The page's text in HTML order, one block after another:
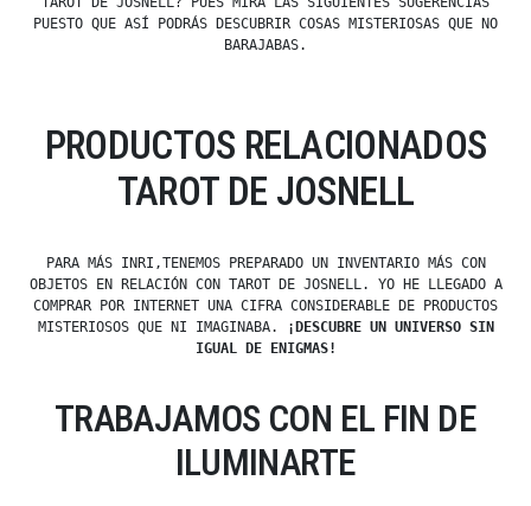
PUESTO QUE ASÍ PODRÁS DESCUBRIR COSAS MISTERIOSAS QUE NO
BARAJABAS.
PRODUCTOS RELACIONADOS
TAROT DE JOSNELL
PARA MÁS INRI,TENEMOS PREPARADO UN INVENTARIO MÁS CON
OBJETOS EN RELACIÓN CON TAROT DE JOSNELL. YO HE LLEGADO A
COMPRAR POR INTERNET UNA CIFRA CONSIDERABLE DE PRODUCTOS
MISTERIOSOS QUE NI IMAGINABA.
¡DESCUBRE UN UNIVERSO SIN
IGUAL DE ENIGMAS!
TRABAJAMOS CON EL FIN DE
ILUMINARTE